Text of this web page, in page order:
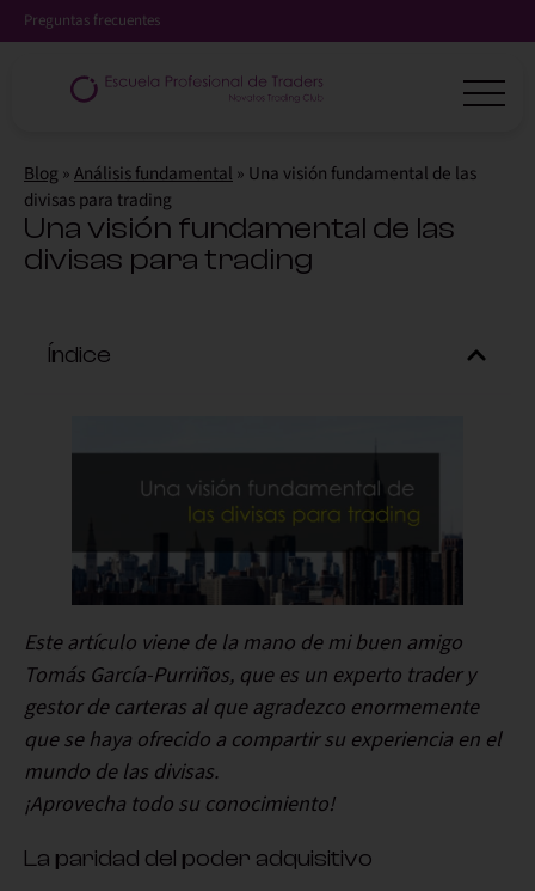
Preguntas frecuentes
Blog »Análisis fundamental » Una visión fundamental de las
divisas para trading
Una visión fundamental de las
divisas para trading
Índice
Este artículo viene de la mano demi buen amigo
Tomás García-Purriños, que es un experto trader y
gestor de carteras al que agradezco enormemente
que se haya ofrecido a compartir su experiencia en el
mundo de las divisas.
¡Aprovecha todo su conocimiento!
La paridad del poder adquisitivo